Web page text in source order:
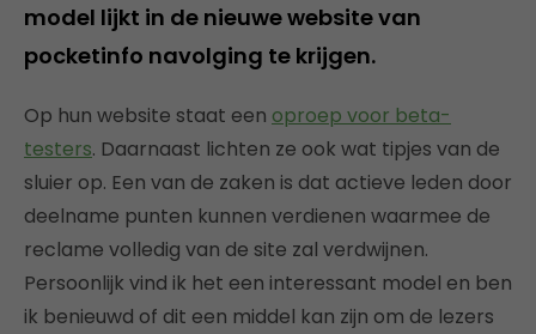
model lijkt in de nieuwe website van
pocketinfo navolging te krijgen.
Op hun website staat een oproep voor beta-
testers. Daarnaast lichten ze ook wat tipjes van de
sluier op. Een van de zaken is dat actieve leden door
deelname punten kunnen verdienen waarmee de
reclame volledig van de site zal verdwijnen.
Persoonlijk vind ik het een interessant model en ben
ik benieuwd of dit een middel kan zijn om de lezers